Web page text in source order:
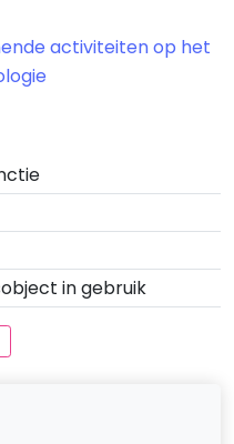
activiteiten op het
in gebruik